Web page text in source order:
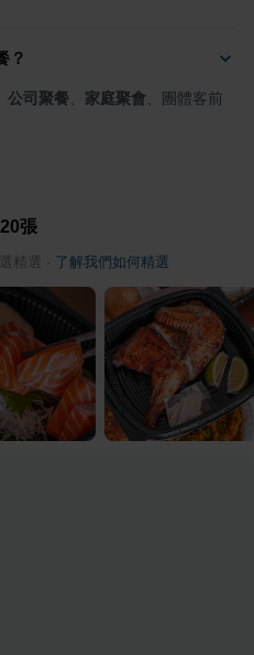
？
公司聚餐 家庭聚會 、團體客前
20張
精選 了解我們如何精選